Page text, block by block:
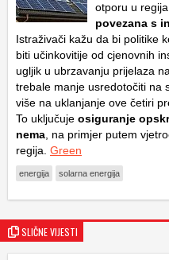
otporu u
povezana s
Istraživači kažu da bi politike
biti učinkovitije od cjenovnih
ugljik u ubrzavanju prijelaza
trebale manje usredotočiti na
više na uklanjanje ove četiri
To uključuje osiguranje
nema , na primjer putem
regija. Green
energija solarna energija
SLIČNE VIJESTI